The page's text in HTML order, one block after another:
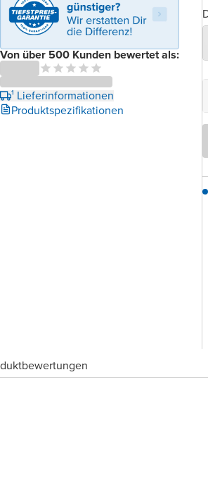
Von über 500 Kunden bewertet als:
¹ Lieferinformationen
Produktspezifikationen